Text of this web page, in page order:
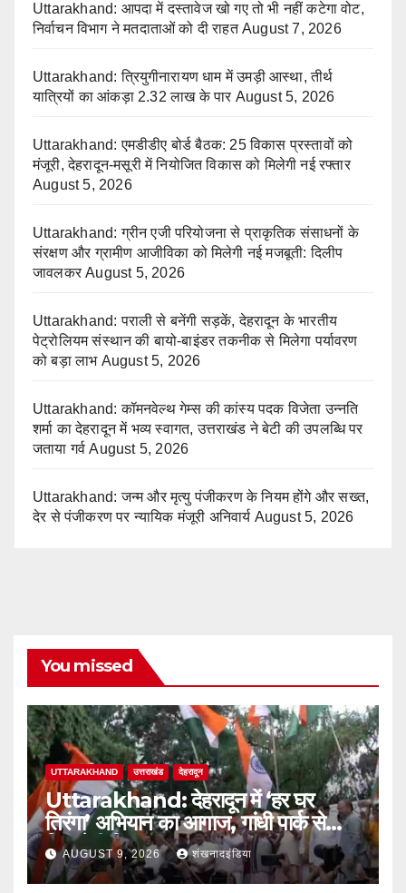
Uttarakhand: आपदा में दस्तावेज खो गए तो भी नहीं कटेगा वोट,
निर्वाचन विभाग ने मतदाताओं को दी राहत August 7, 2026
Uttarakhand: त्रियुगीनारायण धाम में उमड़ी आस्था, तीर्थ
यात्रियों का आंकड़ा 2.32 लाख के पार August 5, 2026
Uttarakhand: एमडीडीए बोर्ड बैठक: 25 विकास प्रस्तावों को
मंजूरी, देहरादून-मसूरी में नियोजित विकास को मिलेगी नई रफ्तार
August 5, 2026
Uttarakhand: ग्रीन एजी परियोजना से प्राकृतिक संसाधनों के
संरक्षण और ग्रामीण आजीविका को मिलेगी नई मजबूती: दिलीप
जावलकर August 5, 2026
Uttarakhand: पराली से बनेंगी सड़कें, देहरादून के भारतीय
पेट्रोलियम संस्थान की बायो-बाइंडर तकनीक से मिलेगा पर्यावरण
को बड़ा लाभ August 5, 2026
Uttarakhand: कॉमनवेल्थ गेम्स की कांस्य पदक विजेता उन्नति
शर्मा का देहरादून में भव्य स्वागत, उत्तराखंड ने बेटी की उपलब्धि पर
जताया गर्व August 5, 2026
Uttarakhand: जन्म और मृत्यु पंजीकरण के नियम होंगे और सख्त,
देर से पंजीकरण पर न्यायिक मंजूरी अनिवार्य August 5, 2026
You missed
UTTARAKHAND उत्तराखंड देहरादून
Uttarakhand: देहरादून में ‘हर घर
तिरंगा’ अभियान का आगाज, गांधी पार्क से
निकलेगी तिरंगा यात्रा
AUGUST 9, 2026 शंखनादइंडिया